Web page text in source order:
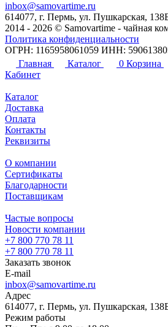
inbox@samovartime.ru
614077, г. Пермь, ул. Пушкарская,
2014 - 2026 © Samovartime - чайная
Политика конфиденциальности
ОГРН: 1165958061059 ИНН:
Главная
Каталог 0 Корзина
Кабинет
Каталог
Доставка
Оплата
Контакты
Реквизиты
О компании
Сертификаты
Благодарности
Поставщикам
Частые вопросы
Новости компании
+7 800 770 78 11
+7 800 770 78 11
Заказать звонок
E-mail
inbox@samovartime.ru
Адрес
614077, г. Пермь, ул. Пушкарская,
Режим работы